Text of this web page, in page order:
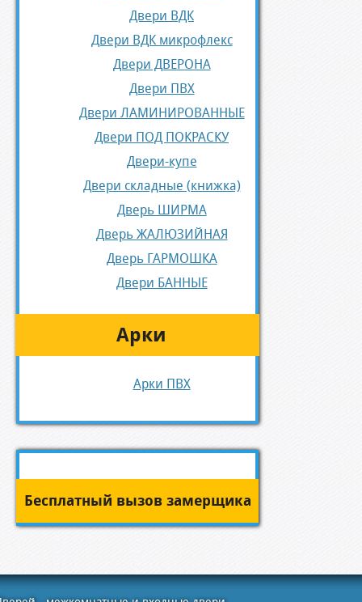
Двери ВДК
Двери ВДК микрофлекс
Двери ДВЕРОНА
Двери ПВХ
Двери ЛАМИНИРОВАННЫЕ
Двери ПОД ПОКРАСКУ
Двери-купе
Двери складные (книжка)
Дверь ШИРМА
Дверь ЖАЛЮЗИЙНАЯ
Дверь ГАРМОШКА
Двери БАННЫЕ
Арки
Арки ПВХ
Бесплатный вызов замерщика